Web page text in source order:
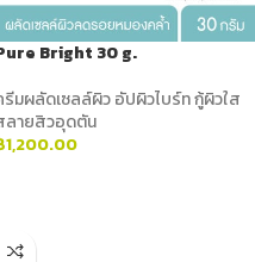
Bright 30 g.
รีมผลัดเซลล์ผิว อัปผิวไบร์ท กู้ผิวใส
ลายสิวอุดตัน
1,200.00